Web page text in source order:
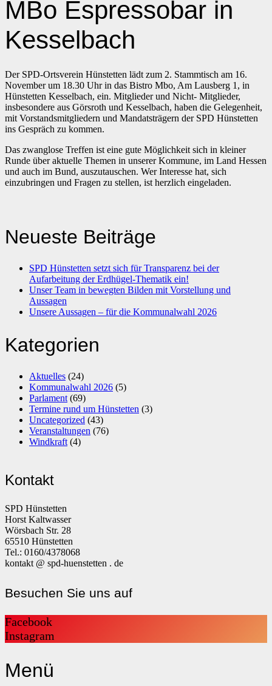
MBo Espressobar in
Kesselbach
Der SPD-Ortsverein Hünstetten lädt zum 2. Stammtisch am 16.
November um 18.30 Uhr in das Bistro Mbo, Am Lausberg 1, in
Hünstetten Kesselbach, ein. Mitglieder und Nicht- Mitglieder,
insbesondere aus Görsroth und Kesselbach, haben die Gelegenheit,
mit Vorstandsmitgliedern und Mandatsträgern der SPD Hünstetten
ins Gespräch zu kommen.
Das zwanglose Treffen ist eine gute Möglichkeit sich in kleiner
Runde über aktuelle Themen in unserer Kommune, im Land Hessen
und auch im Bund, auszutauschen. Wer Interesse hat, sich
einzubringen und Fragen zu stellen, ist herzlich eingeladen.
Neueste Beiträge
SPD Hünstetten setzt sich für Transparenz bei der
Aufarbeitung der Erdhügel-Thematik ein!
Unser Team in bewegten Bilden mit Vorstellung und
Aussagen
Unsere Aussagen – für die Kommunalwahl 2026
Kategorien
Aktuelles (24)
Kommunalwahl 2026 (5)
Parlament (69)
Termine rund um Hünstetten (3)
Uncategorized (43)
Veranstaltungen (76)
Windkraft (4)
Kontakt
SPD Hünstetten
Horst Kaltwasser
Wörsbach Str. 28
65510 Hünstetten
Tel.: 0160/4378068
kontakt @ spd-huenstetten . de
Besuchen Sie uns auf
Facebook
Instagram
Menü